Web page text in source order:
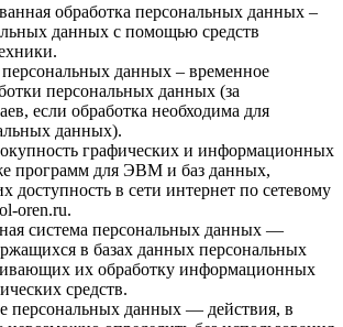
обработка персональных данных –
данных с помощью средств
данных – временное
персональных данных (за
если обработка необходима для
данных).
графических и информационных
программ для ЭВМ и баз данных,
доступность в сети интернет по сетевому
oren.ru.
система персональных данных —
в базах данных персональных
их обработку информационных
средств.
персональных данных — действия, в